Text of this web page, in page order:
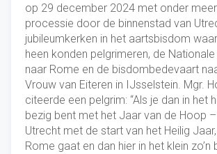
op 29 december 2024 met onder
processie door de binnenstad van
jubileumkerken in het aartsbisdom
heen konden pelgrimeren, de
naar Rome en de bisdombedevaart
Vrouw van Eiteren in IJsselstein. Mgr.
citeerde een pelgrim: “Als je dan in het
bezig bent met het Jaar van de Hoop
Utrecht met de start van het Heilig
Rome gaat en dan hier in het klein zo’n